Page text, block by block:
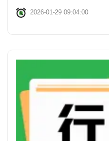
2026-01-29 09:04:00